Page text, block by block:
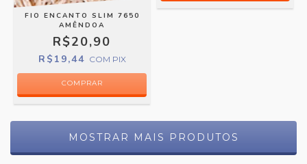
FIO ENCANTO SLIM 7650
AMÊNDOA
R$20,90
R$19,44 COM PIX
MOSTRAR MAIS PRODUTOS